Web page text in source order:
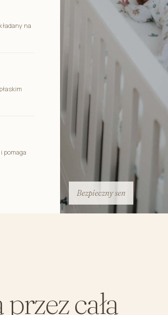
na
pomaga
Bezpieczny sen
całą